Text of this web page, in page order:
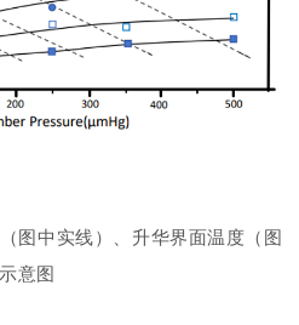
图中实线）、升华界面温度（图
意图